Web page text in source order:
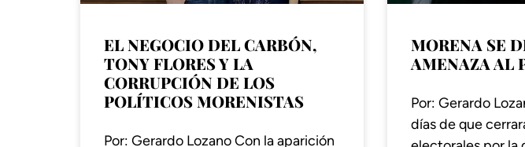
EL NEGOCIO DEL CARBÓN,
TONY FLORES Y LA
CORRUPCIÓN DE LOS
POLÍTICOS MORENISTAS
Por: Gerardo Lozano Con la aparición
MORENA SE
AMENAZA AL
Por: Gerardo
días de que